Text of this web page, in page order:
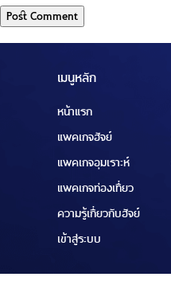
เมนูหลัก
หน้าแรก
แพคเกจฮัจย์
แพคเกจอุมเราะห์
แพคเกจท่องเที่ยว
ความรู้เกี่ยวกับฮัจย์
เข้าสู่ระบบ